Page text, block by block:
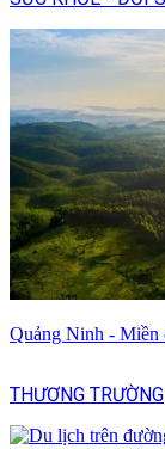
Quảng Ninh - Miền
THƯƠNG TRƯỜNG